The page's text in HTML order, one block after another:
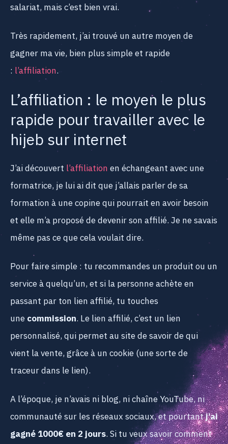
salariat, mais c’est bien vrai.
Très rapidement, j’ai trouvé un autre moyen de
gagner ma vie, bien plus simple et rapide
: l’affiliation.
L’affiliation : le moyen le plus
rapide pour travailler avec le
hijeb sur internet
J’ai découvert l’affiliationen échangeant avec une
formatrice, je lui ai dit que j’allais parler de sa
formation à une copine qui pourrait en avoir besoin
et elle m’a proposé de devenir son affilié. Je ne savais
même pas ce que cela voulait dire.
Pour faire simple : tu recommandes un produit ou un
service à quelqu’un, et si la personne achète en
passant par ton lien affilié, tu touches
unecommission. Le lien affilié, c’est un lien
personnalisé, qui permet au site de savoir de qui
vient la vente, grâce à un cookie (une sorte de
traceur dans le lien).
A l’époque, je n’avais ni blog, ni chaîne YouTube, ni
communauté sur les réseaux sociaux, et pourtantj’ai
gagné 1000€ en 2 jours. Si tu veux savoir comment